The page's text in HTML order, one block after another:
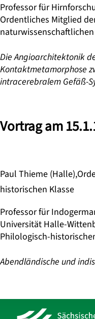
Professor für
Ordentliches Mitglied
naturwissenschaftlichen
Die Angioarchitektonik
Kontaktmetamorphose
intracerebralem Gefäß-
Vortrag am
Paul Thieme
historischen Klasse
Professor für
Universität Halle-
Philologisch-
Abendländische und